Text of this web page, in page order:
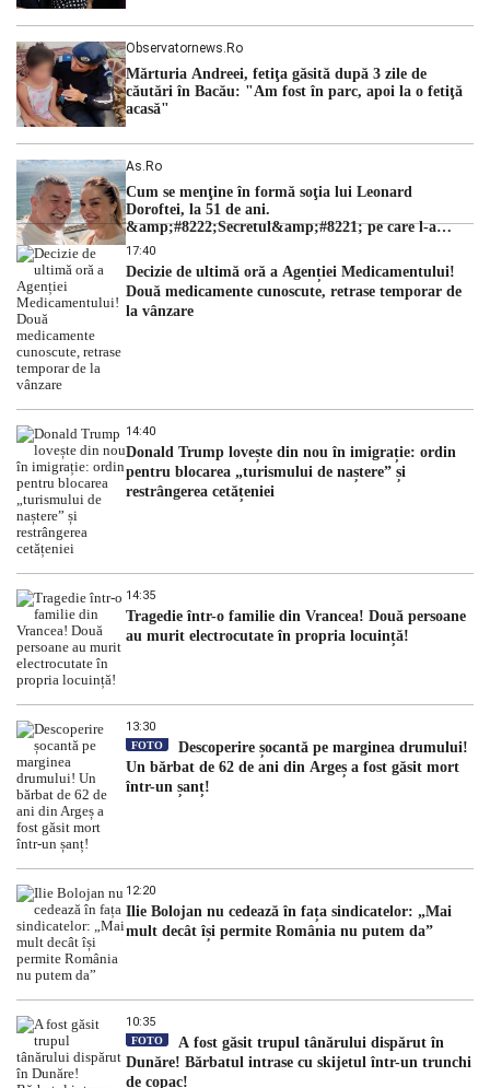
Observatornews.ro
Mărturia Andreei, fetiţa găsită după 3 zile de
căutări în Bacău: "Am fost în parc, apoi la o fetiţă
acasă"
As.ro
Cum se menţine în formă soţia lui Leonard
Doroftei, la 51 de ani.
&amp;#8222;Secretul&amp;#8221; pe care l-a
dezvăluit
17:40
Decizie de ultimă oră a Agenției Medicamentului!
Două medicamente cunoscute, retrase temporar de
la vânzare
14:40
Donald Trump lovește din nou în imigrație: ordin
pentru blocarea „turismului de naștere” și
restrângerea cetățeniei
14:35
Tragedie într-o familie din Vrancea! Două persoane
au murit electrocutate în propria locuință!
13:30
FOTO
Descoperire șocantă pe marginea drumului!
Un bărbat de 62 de ani din Argeș a fost găsit mort
într-un șanț!
12:20
Ilie Bolojan nu cedează în fața sindicatelor: „Mai
mult decât își permite România nu putem da”
10:35
FOTO
A fost găsit trupul tânărului dispărut în
Dunăre! Bărbatul intrase cu skijetul într-un trunchi
de copac!